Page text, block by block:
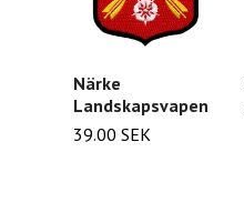
Närke
Landskapsvapen
39.00 SEK